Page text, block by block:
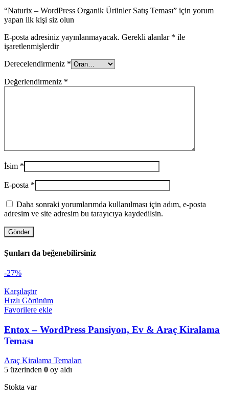
“Naturix – WordPress Organik Ürünler Satış Teması” için yorum
yapan ilk kişi siz olun
E-posta adresiniz yayınlanmayacak. Gerekli alanlar * ile
işaretlenmişlerdir
Derecelendirmeniz *
Değerlendirmeniz *
İsim *
E-posta *
Daha sonraki yorumlarımda kullanılması için adım, e-posta
adresim ve site adresim bu tarayıcıya kaydedilsin.
Şunları da beğenebilirsiniz
-27%
Karşılaştır
Hızlı Görünüm
Favorilere ekle
Entox – WordPress Pansiyon, Ev & Araç Kiralama
Teması
Araç Kiralama Temaları
5 üzerinden 0 oy aldı
Stokta var